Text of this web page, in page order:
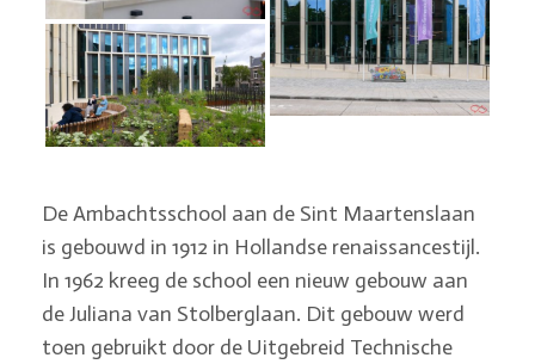
De Ambachtsschool aan de Sint Maartenslaan
is gebouwd in 1912 in Hollandse renaissancestijl.
In 1962 kreeg de school een nieuw gebouw aan
de Juliana van Stolberglaan. Dit gebouw werd
toen gebruikt door de Uitgebreid Technische